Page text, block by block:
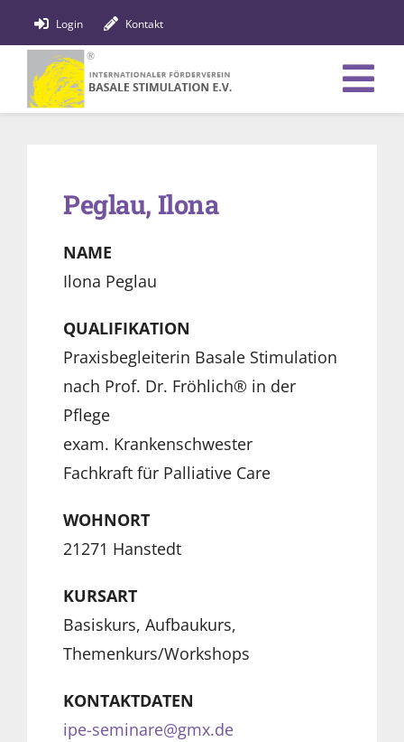
Inhalt
springen
Login Kontakt
Fachpersonen
Förderung
Peglau, Ilona
NAME
Ilona Peglau
QUALIFIKATION
Praxisbegleiterin Basale Stimulation
nach Prof. Dr. Fröhlich® in der
Pflege
exam. Krankenschwester
Fachkraft für Palliative Care
WOHNORT
21271 Hanstedt
KURSART
Basiskurs, Aufbaukurs,
Themenkurs/Workshops
KONTAKTDATEN
ipe-seminare@gmx.de